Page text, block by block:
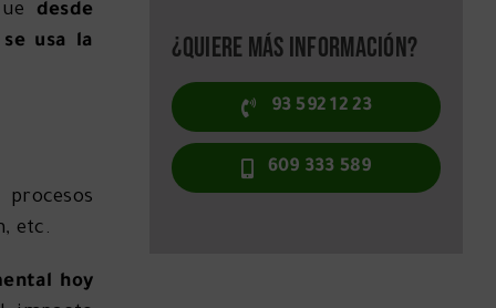
desde
usa la
etc.
hoy
¿Quiere más información?
93 592 12 23
609 333 589